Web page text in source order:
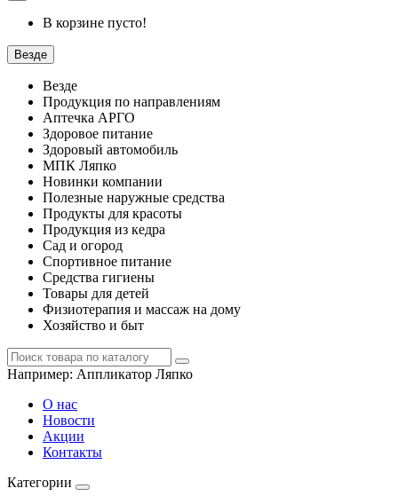
В корзине пусто!
Везде
Везде
Продукция по направлениям
Аптечка АРГО
Здоровое питание
Здоровый автомобиль
МПК Ляпко
Новинки компании
Полезные наружные средства
Продукты для красоты
Продукция из кедра
Сад и огород
Спортивное питание
Средства гигиены
Товары для детей
Физиотерапия и массаж на дому
Хозяйство и быт
Например: Аппликатор Ляпко
О нас
Новости
Акции
Контакты
Категории